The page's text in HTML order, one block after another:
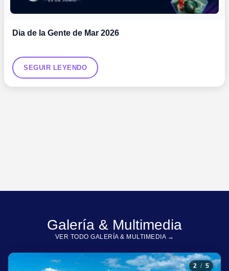
Dia de la Gente de Mar 2026
SEGUIR LEYENDO
Galería & Multimedia
VER TODO GALERÍA & MULTIMEDIA →
2 / 5